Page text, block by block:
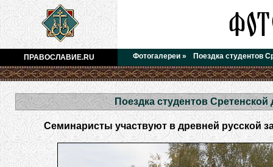
ПРАВОСЛАВИЕ.RU Фотогалереи » Поездка студентов
Поездка студентов
Семинаристы участвуют в древней русской